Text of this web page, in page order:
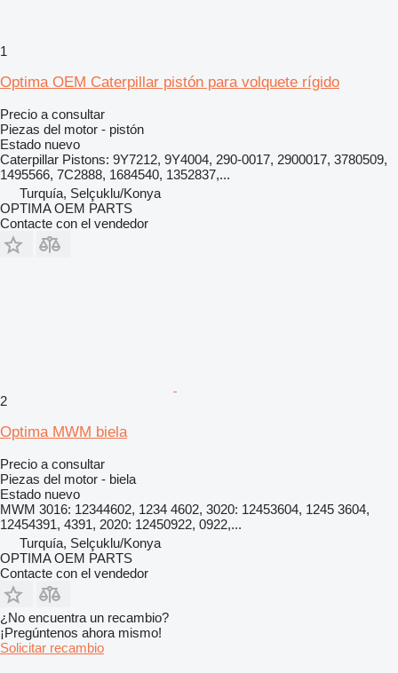
1
Optima OEM Caterpillar pistón para volquete rígido
Precio a consultar
Piezas del motor - pistón
Estado nuevo
Caterpillar Pistons: 9Y7212, 9Y4004, 290-0017, 2900017, 3780509,
1495566, 7C2888, 1684540, 1352837,...
Turquía, Selçuklu/Konya
OPTIMA OEM PARTS
Contacte con el vendedor
2
Optima MWM biela
Precio a consultar
Piezas del motor - biela
Estado nuevo
MWM 3016: 12344602, 1234 4602, 3020: 12453604, 1245 3604,
12454391, 4391, 2020: 12450922, 0922,...
Turquía, Selçuklu/Konya
OPTIMA OEM PARTS
Contacte con el vendedor
¿No encuentra un recambio?
¡Pregúntenos ahora mismo!
Solicitar recambio